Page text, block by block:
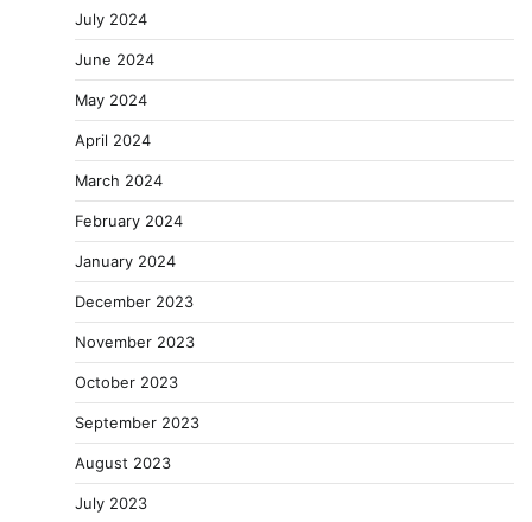
July 2024
June 2024
May 2024
April 2024
March 2024
February 2024
January 2024
December 2023
November 2023
October 2023
September 2023
August 2023
July 2023